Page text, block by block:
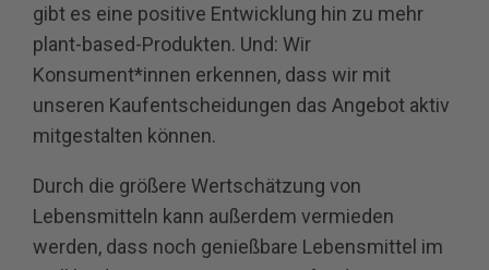
gibt es eine positive Entwicklung hin zu mehr
plant-based-Produkten. Und: Wir
Konsument*innen erkennen, dass wir mit
unseren Kaufentscheidungen das Angebot aktiv
mitgestalten können.
Durch die größere Wertschätzung von
Lebensmitteln kann außerdem vermieden
werden, dass noch genießbare Lebensmittel im